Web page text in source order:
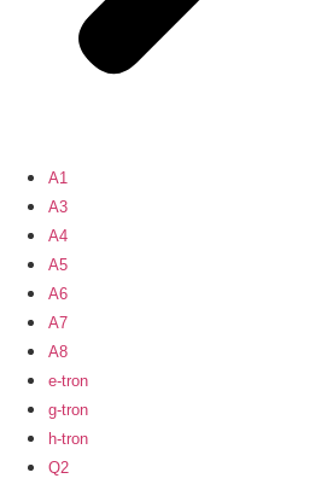
A1
A3
A4
A5
A6
A7
A8
e-tron
g-tron
h-tron
Q2